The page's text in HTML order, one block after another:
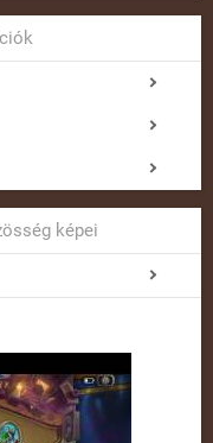
képei